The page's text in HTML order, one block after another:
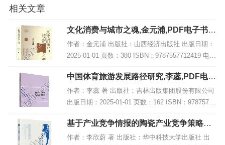
相关文章
文化消费与城市之魂,金元浦,PDF电子书下
载,网盘资源
作者：金元浦 出版社：山西经济出版社 出版日期：
2025-01-01 页数：380 ISBN：9787557712419 电子
书大小：204MB [高清扫描版PDF格式] 内容简介 该
著作《...
中国体育旅游发展路径研究,李蕊,PDF电子
书下载,网盘资源
作者：李蕊 著 出版社：吉林出版集团股份有限公司
出版日期：2025-01-01 页数：162 ISBN：97875731
56983 电子书大小：239MB [高清扫描版PDF格式]
内容简...
基于产业竞争情报的陶瓷产业竞争策略研
究,PDF电子书下载
作者：李欣蔚 著 出版社：华中科技大学出版社 出